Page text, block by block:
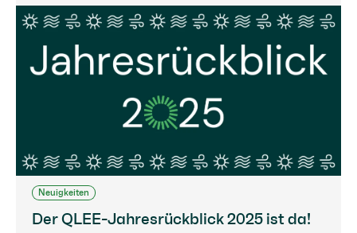
Neuigkeiten
Der QLEE-Jahresrückblick 2025 ist da!